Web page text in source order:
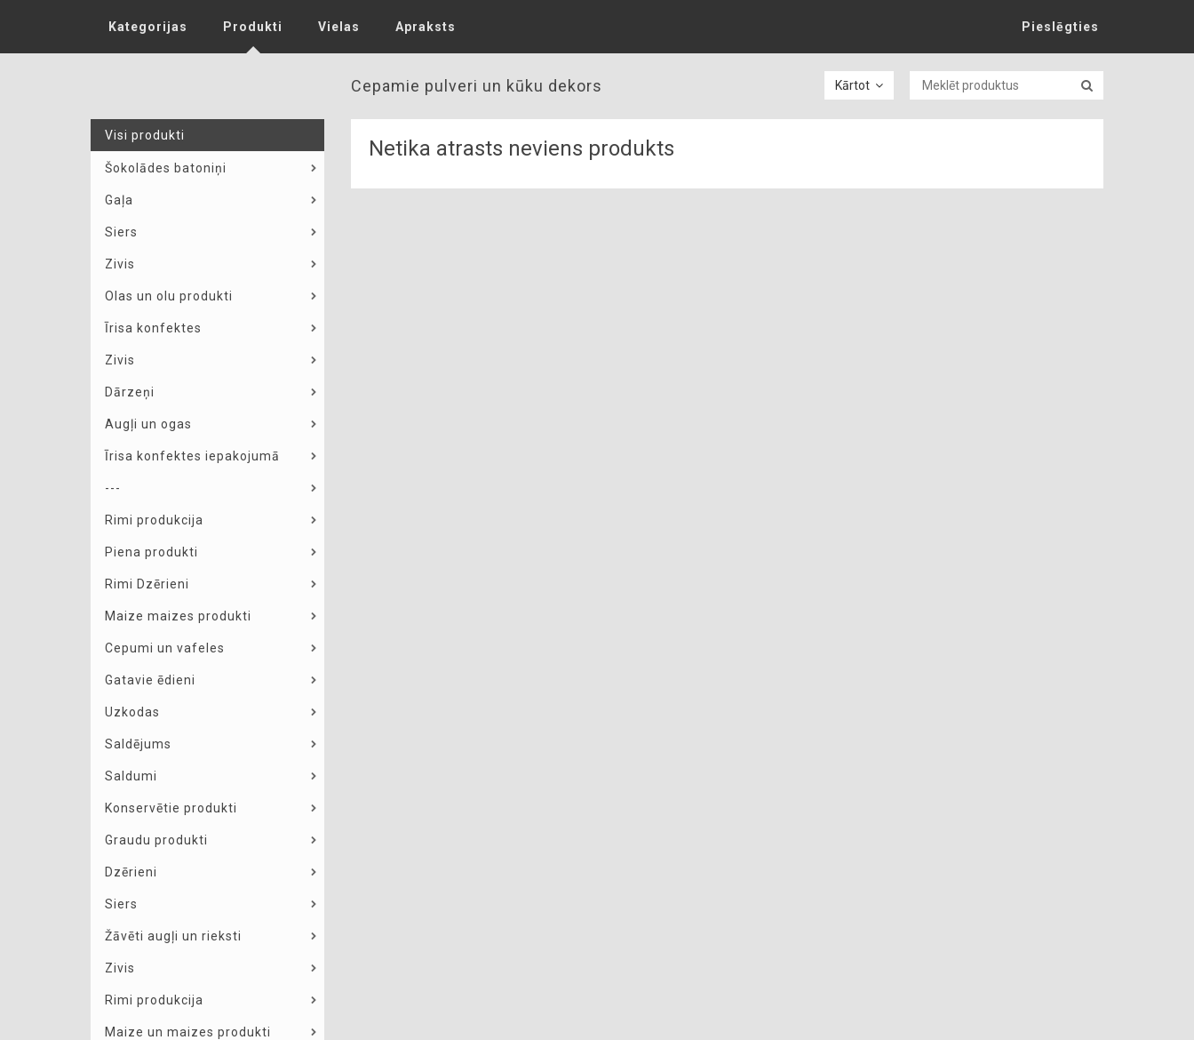
Kategorijas Produkti Vielas Apraksts Pieslēgties
Cepamie pulveri un kūku dekors Kārtot
Visi produkti
Šokolādes batoniņi
Gaļa
Siers
Zivis
Olas un olu produkti
Īrisa konfektes
Zivis
Dārzeņi
Augļi un ogas
Īrisa konfektes iepakojumā
---
Rimi produkcija
Piena produkti
Rimi Dzērieni
Maize maizes produkti
Cepumi un vafeles
Gatavie ēdieni
Uzkodas
Saldējums
Saldumi
Konservētie produkti
Graudu produkti
Dzērieni
Siers
Žāvēti augļi un rieksti
Zivis
Rimi produkcija
Maize un maizes produkti
Netika atrasts neviens produkts